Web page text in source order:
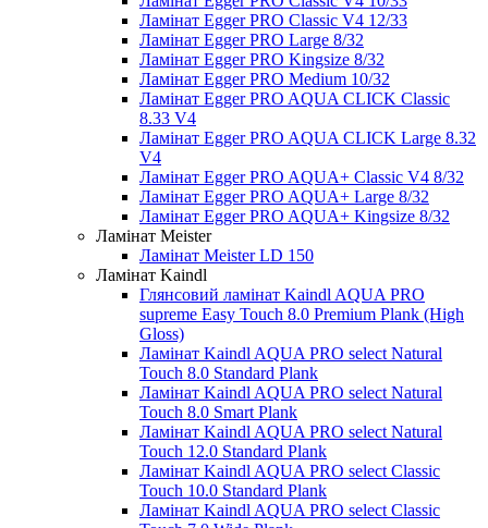
Ламінат Egger PRO Classic V4 12/33
Ламінат Egger PRO Large 8/32
Ламінат Egger PRO Kingsize 8/32
Ламінат Egger PRO Medium 10/32
Ламінат Egger PRO AQUA CLICK Classic
8.33 V4
Ламінат Egger PRO AQUA CLICK Large 8.32
V4
Ламінат Egger PRO AQUA+ Classic V4 8/32
Ламінат Egger PRO AQUA+ Large 8/32
Ламінат Egger PRO AQUA+ Kingsize 8/32
Ламінат Meister
Ламінат Meister LD 150
Ламінат Kaindl
Глянсовий ламінат Kaindl AQUA PRO
supreme Easy Touch 8.0 Premium Plank (High
Gloss)
Ламінат Kaindl AQUA PRO select Natural
Touch 8.0 Standard Plank
Ламінат Kaindl AQUA PRO select Natural
Touch 8.0 Smart Plank
Ламінат Kaindl AQUA PRO select Natural
Touch 12.0 Standard Plank
Ламінат Kaindl AQUA PRO select Classic
Touch 10.0 Standard Plank
Ламінат Kaindl AQUA PRO select Classic